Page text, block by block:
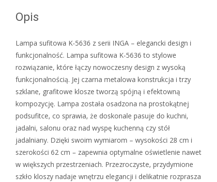
Opis
Lampa sufitowa K-5636 z serii INGA – elegancki design i
funkcjonalność. Lampa sufitowa K-5636 to stylowe
rozwiązanie, które łączy nowoczesny design z wysoką
funkcjonalnością. Jej czarna metalowa konstrukcja i trzy
szklane, grafitowe klosze tworzą spójną i efektowną
kompozycję. Lampa została osadzona na prostokątnej
podsufitce, co sprawia, że doskonale pasuje do kuchni,
jadalni, salonu oraz nad wyspę kuchenną czy stół
jadalniany. Dzięki swoim wymiarom – wysokości 28 cm i
szerokości 62 cm – zapewnia optymalne oświetlenie nawet
w większych przestrzeniach. Przezroczyste, przydymione
szkło kloszy nadaje wnętrzu elegancji i delikatnie rozprasza